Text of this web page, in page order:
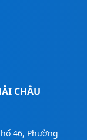
CHÂU
46, Phường